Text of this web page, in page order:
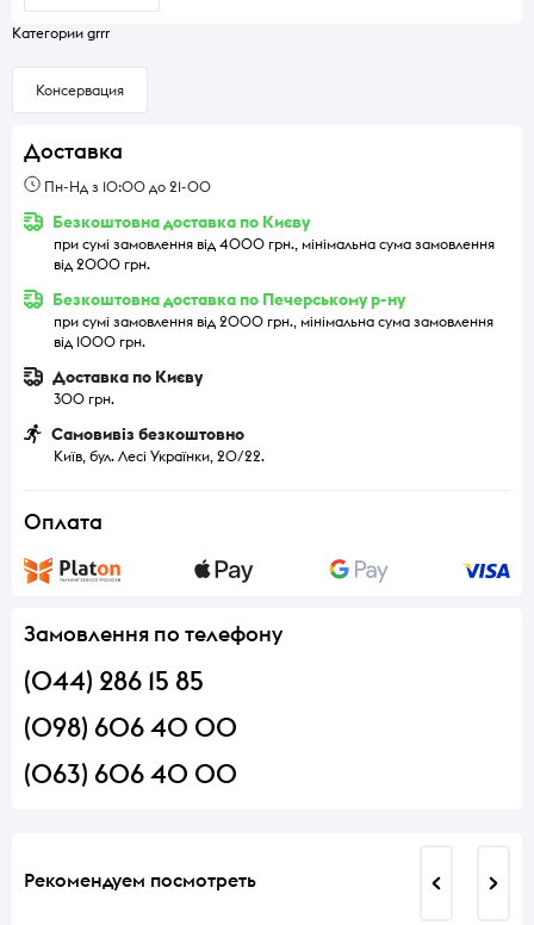
Категории grrr
Консервация
Доставка
Пн-Нд з 10:00 до 21-00
Безкоштовна доставка по Києву
при сумі замовлення від 4000 грн., мінімальна сума замовлення
від 2000 грн.
Безкоштовна доставка по Печерському р-ну
при сумі замовлення від 2000 грн., мінімальна сума замовлення
від 1000 грн.
Доставка по Києву
300 грн.
Самовивіз безкоштовно
Київ, бул. Лесі Українки, 20/22.
Оплата
Замовлення по телефону
(044) 286 15 85
(098) 606 40 00
(063) 606 40 00
Рекомендуем посмотреть